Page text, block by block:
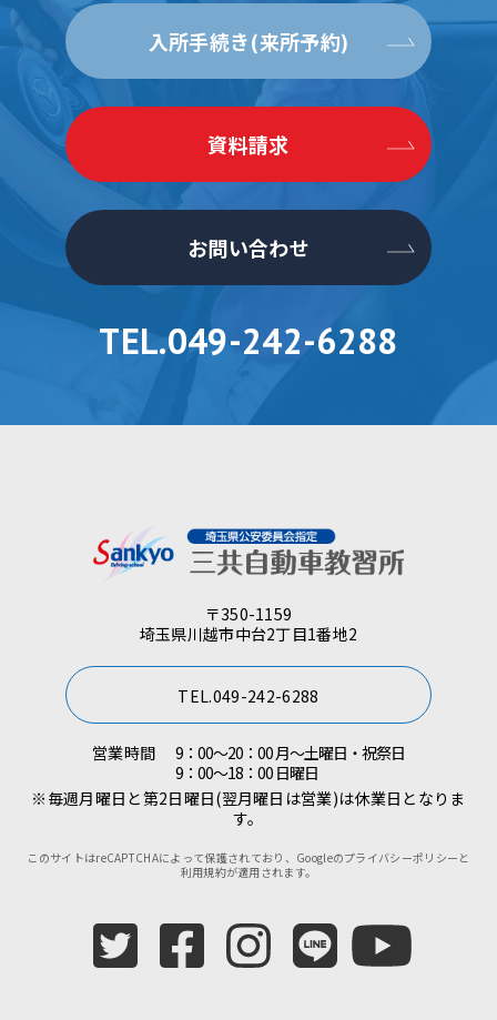
入所手続き(来所予約)
資料請求
お問い合わせ
TEL.049-242-6288
〒350-1159
埼玉県川越市中台2丁目1番地2
TEL.049-242-6288
営業時間
9：00～20：00 月～土曜日・祝祭日
9：00～18：00 日曜日
※毎週月曜日と第2日曜日(翌月曜日は営業)は休業日となりま
す。
このサイトはreCAPTCHAによって保護されており、Googleのプライバシーポリシー と
利用規約が適用されます。